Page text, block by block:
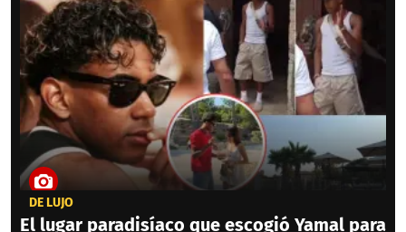
DE LUJO
El lugar paradisíaco que escogió Yamal para